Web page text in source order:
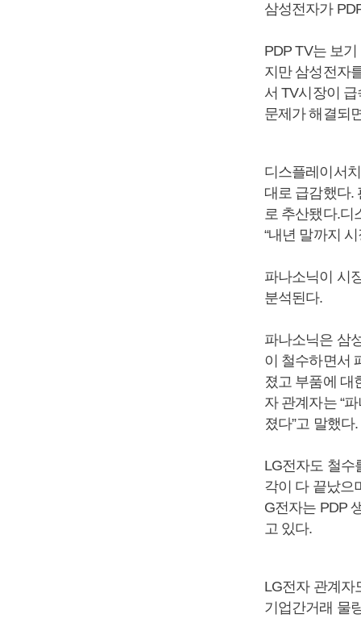
삼성전자가
PDP TV는 보
지만 삼성전자
서 TV시장이
문제가 해결되
디스플레이서
대로 급감했다.
로 추산됐다.디
“내년 말까지
파나소닉이 시
분석된다.
파나소닉은 삼
이 철수하면서
졌고 부품에 대
자 관계자는 “
졌다”고 말했다.
LG전자도 철수
각이 다 끝났으
G전자는 PDP
고 있다.
LG전자 관계자
기업간거래 물